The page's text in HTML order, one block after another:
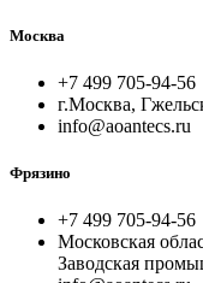
Москва
+7 499 705-94-56
г.Москва,
info@aoantecs.ru
Фрязино
+7 499 705-94-56
Московская
Заводская